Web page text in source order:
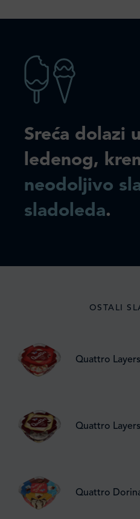
Sreća dolazi
ledenog,
neodoljivo
sladoleda.
OSTALI
Quattro
Quattro
Quattro